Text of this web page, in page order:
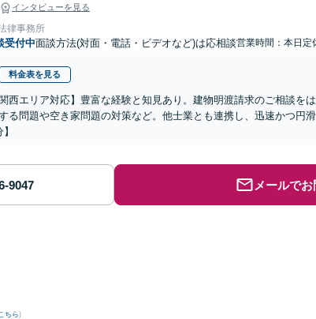
インタビューを見る
律事務所
受付中面談方法(対面・電話・ビデオなど)は応相談営業時間：本日定
料金表を見る
西エリア対応】豊富な経験と知見あり。建物明渡請求のご相談を
る問題や空き家問題の対策など。他士業とも連携し、迅速かつ円
メールで
ちら)